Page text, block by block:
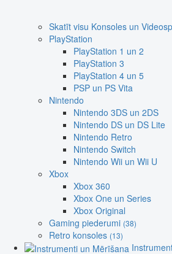
Skatīt visu Konsoles un
PlayStation
PlayStation 1 un 2
PlayStation 3
PlayStation 4 un 5
PSP un PS Vita
Nintendo
Nintendo 3DS un 2DS
Nintendo DS un DS Lite
Nintendo Retro
Nintendo Switch
Nintendo Wii un Wii U
Xbox
Xbox 360
Xbox One un Series
Xbox Original
Gaming piederumi (38)
Retro konsoles (13)